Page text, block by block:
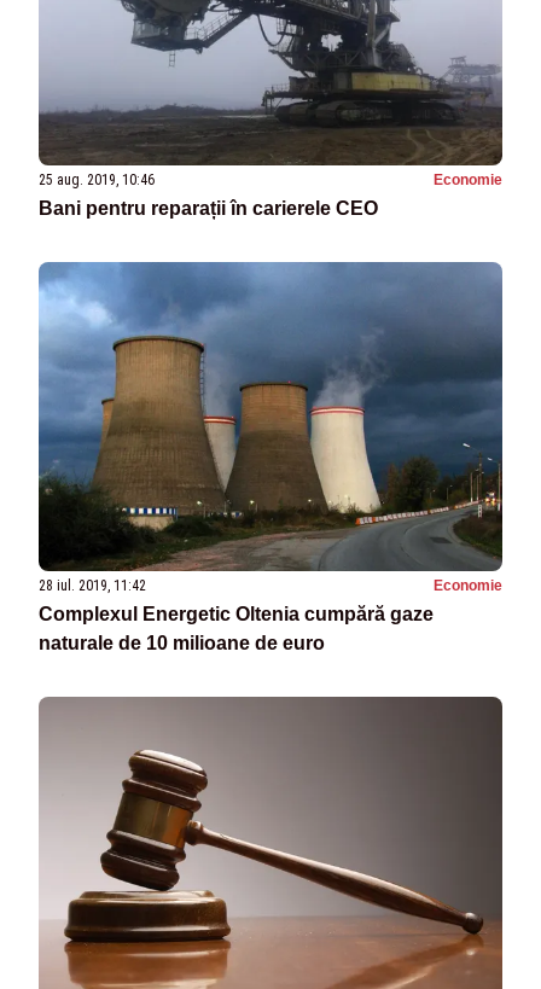
25 aug. 2019, 10:46 Economie
Bani pentru reparații în carierele CEO
28 iul. 2019, 11:42 Economie
Complexul Energetic Oltenia cumpără gaze
naturale de 10 milioane de euro